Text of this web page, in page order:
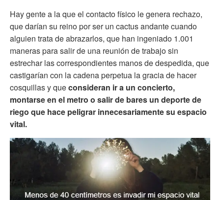
Hay gente a la que el contacto físico le genera rechazo,
que darían su reino por ser un cactus andante cuando
alguien trata de abrazarlos, que han ingeniado 1.001
maneras para salir de una reunión de trabajo sin
estrechar las correspondientes manos de despedida, que
castigarían con la cadena perpetua la gracia de hacer
cosquillas y queconsideran ir a un concierto,
montarse en el metro o salir de bares un deporte de
riego que hace peligrar innecesariamente su espacio
vital.